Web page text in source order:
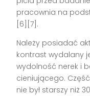
pracownia na
[6][7].
Należy posiadać
kontrast wydalany
wydolność nerek i
cieniującego.
nie był starszy niż